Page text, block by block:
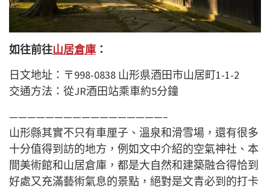
如往前往山居倉庫 ：
日文地址： 〒998-0838 山形県酒田市山居町1-1-2
交通方法： 從JR酒田站乘車約5分鐘
—————————————————–
山形縣其實不只有車厘子、溫泉和滑雪場，還有很多
十分值得到訪的地方，例如文中介紹的空氣神社、本
間美術館和山居倉庫，都是大自然和建築融合得恰到
好處又充滿藝術氣息的景點，絕對是文青必到的打卡